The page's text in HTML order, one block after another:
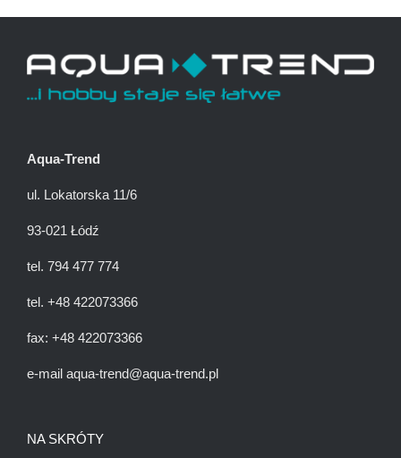
Aqua-Trend
ul. Lokatorska 11/6
93-021 Łódź
tel. 794 477 774
tel. +48 422073366
fax: +48 422073366
e-mail aqua-trend@aqua-trend.pl
NA SKRÓTY